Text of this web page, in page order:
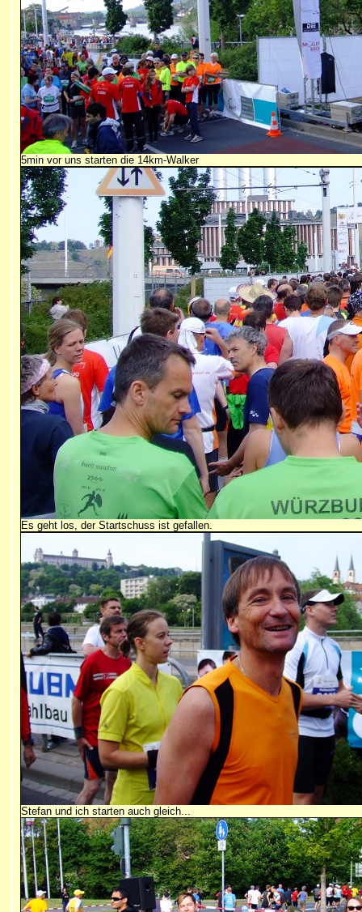
5min vor uns starten die 14km-Walker
Es geht los, der Startschuss ist gefallen.
Stefan und ich starten auch gleich...